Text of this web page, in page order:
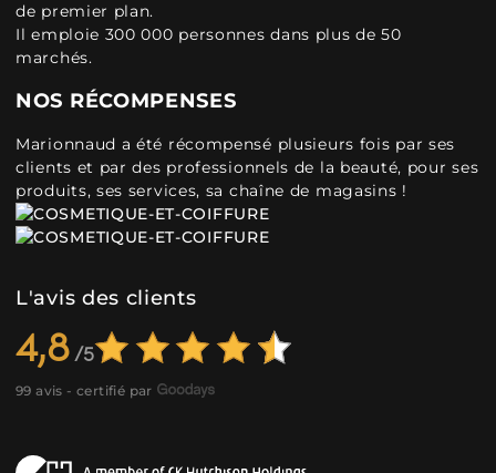
de premier plan.
Il emploie 300 000 personnes dans plus de 50
marchés.
NOS RÉCOMPENSES
Marionnaud a été récompensé plusieurs fois par ses
clients et par des professionnels de la beauté, pour ses
produits, ses services, sa chaîne de magasins !
L'avis des clients
4,8
99 avis - certifié par